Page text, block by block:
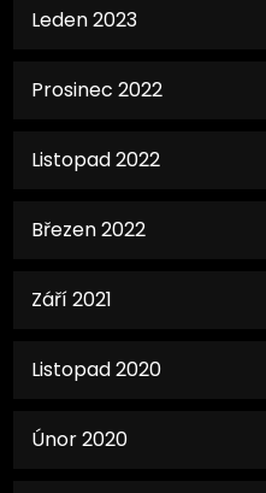
Leden 2023
Prosinec 2022
Listopad 2022
Březen 2022
Září 2021
Listopad 2020
Únor 2020